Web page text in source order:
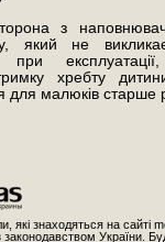
з
який не
при
хребту
для малюків старше
які знаходяться на сайті
законодавством України.